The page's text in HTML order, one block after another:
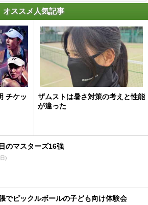
オススメ人気記事
チケッ
ザムストは暑さ対策の考えと性能
が違った
のマスターズ16強
)
でピックルボールの子ども向け体験会